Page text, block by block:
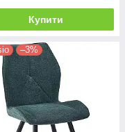
Купити
–3%